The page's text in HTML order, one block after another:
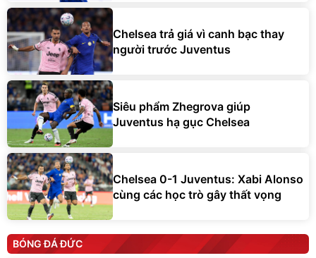
Chelsea trả giá vì canh bạc thay
người trước Juventus
Siêu phẩm Zhegrova giúp
Juventus hạ gục Chelsea
Chelsea 0-1 Juventus: Xabi Alonso
cùng các học trò gây thất vọng
BÓNG ĐÁ ĐỨC